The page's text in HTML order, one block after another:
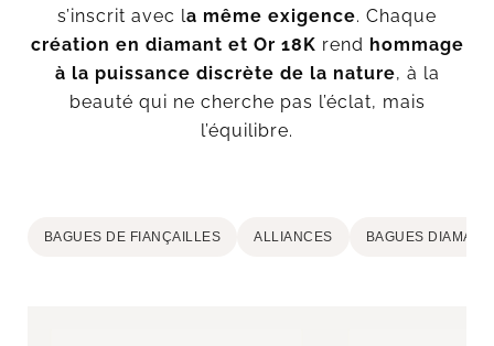
s’inscrit avec la même exigence. Chaque
création en diamant et Or 18K rend hommage
à la puissance discrète de la nature, à la
beauté qui ne cherche pas l’éclat, mais
l’équilibre.
BAGUES DE FIANÇAILLES ALLIANCES BAGUES